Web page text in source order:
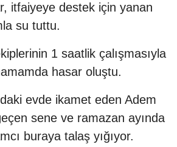
itfaiyeye destek için yanan
su tuttu.
1 saatlik çalışmasıyla
hasar oluştu.
evde ikamet eden Adem
sene ve ramazan ayında
buraya talaş yığıyor.